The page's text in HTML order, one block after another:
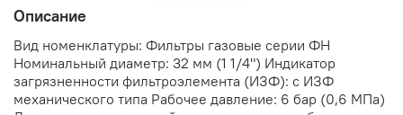
Описание
Вид номенклатуры: Фильтры газовые серии ФН
Номинальный диаметр: 32 мм (1 1/4") Индикатор
загрязненности фильтроэлемента (ИЗФ): с ИЗФ
механического типа Рабочее давление: 6 бар (0,6 МПа)